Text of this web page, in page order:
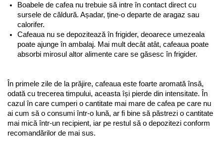
Boabele de cafea nu trebuie să intre în contact direct cu
sursele de căldură. Așadar, ține-o departe de aragaz sau
calorifer.
Cafeaua nu se depozitează în frigider, deoarece umezeala
poate ajunge în ambalaj. Mai mult decât atât, cafeaua poate
absorbi mirosul altor alimente care se găsesc în frigider.
În primele zile de la prăjire, cafeaua este foarte aromată însă,
odată cu trecerea timpului, aceasta își pierde din intensitate. În
cazul în care cumperi o cantitate mai mare de cafea pe care nu
ai cum să o consumi într-o lună, ar fi bine să păstrezi o cantitate
mai mică într-un recipient, iar pe restul să o depozitezi conform
recomandărilor de mai sus.